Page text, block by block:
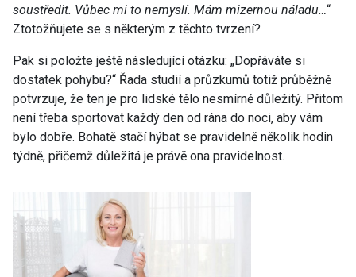
soustředit. Vůbec mi to nemyslí. Mám mizernou náladu…“
Ztotožňujete se s některým z těchto tvrzení?
Pak si položte ještě následující otázku: „Dopřáváte si
dostatek pohybu?“ Řada studií a průzkumů totiž průběžně
potvrzuje, že ten je pro lidské tělo nesmírně důležitý. Přitom
není třeba sportovat každý den od rána do noci, aby vám
bylo dobře. Bohatě stačí hýbat se pravidelně několik hodin
týdně, přičemž důležitá je právě ona pravidelnost.